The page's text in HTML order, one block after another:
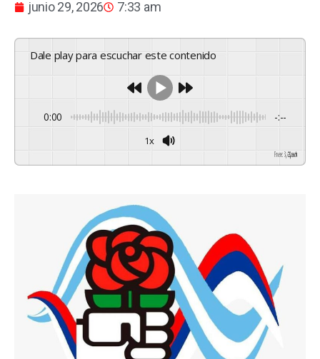
junio 29, 2026 7:33 am
Dale play para escuchar este contenido
0:00 -:--
1x
GSpeech